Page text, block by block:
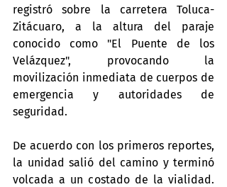
registró sobre la carretera Toluca-
Zitácuaro, a la altura del paraje
conocido como "El Puente de los
Velázquez", provocando la
movilización inmediata de cuerpos de
emergencia y autoridades de
seguridad.
De acuerdo con los primeros reportes,
la unidad salió del camino y terminó
volcada a un costado de la vialidad.